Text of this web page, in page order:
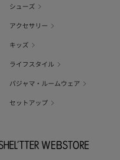
シューズ
アクセサリー
キッズ
ライフスタイル
パジャマ・ルームウェア
セットアップ